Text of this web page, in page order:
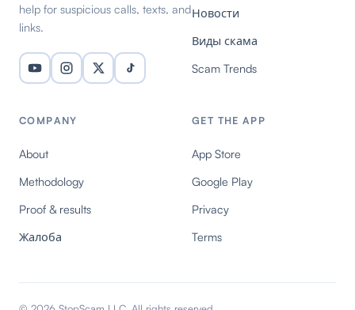
help for suspicious calls, texts, and
links.
Новости
Виды скама
Scam Trends
COMPANY
About
Methodology
Proof & results
Жалоба
GET THE APP
App Store
Google Play
Privacy
Terms